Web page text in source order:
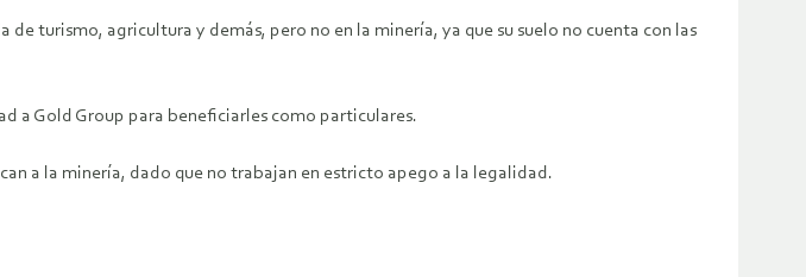
turismo, agricultura y demás, pero no en la minería, ya que su suelo no cuenta con las
a Gold Group para beneficiarles como particulares.
a la minería, dado que no trabajan en estricto apego a la legalidad.